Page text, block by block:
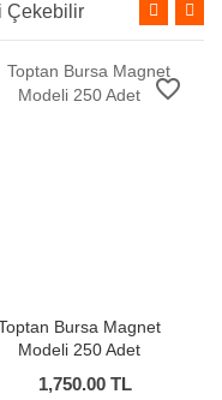
Çekebilir
favorite_border
Bursa Magnet
Modeli 250 Adet
1,750.00 TL